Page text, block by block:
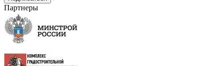
Партнеры